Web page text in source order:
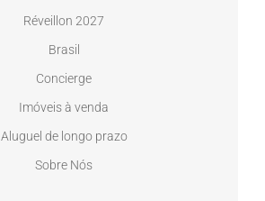
Réveillon 2027
Brasil
Concierge
Imóveis à venda
Aluguel de longo prazo
Sobre Nós